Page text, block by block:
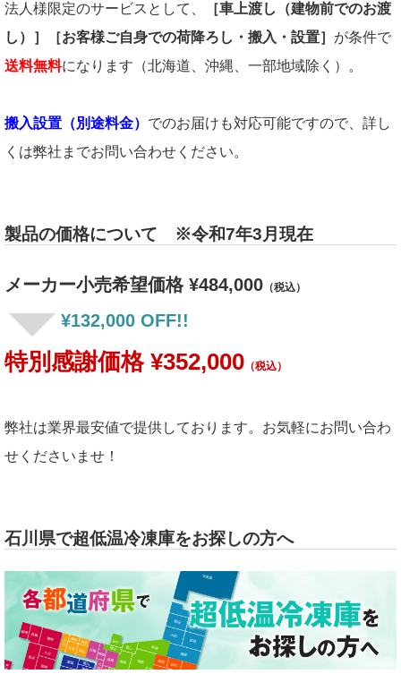
法人様限定のサービスとして、
［車上渡し（建物前でのお渡
し）］［お客様ご自身での荷降ろし・搬入・設置］ が条件で
送料無料になります（北海道、沖縄、一部地域除く）。
搬入設置（別途料金） でのお届けも対応可能ですので、詳し
くは弊社までお問い合わせください。
製品の価格について ※令和7年3月現在
メーカー小売希望価格 ¥484,000 （税込）
¥132,000 OFF!!
特別感謝価格 ¥352,000 （税込）
弊社は業界最安値で提供しております。お気軽にお問い合わ
せくださいませ！
石川県で超低温冷凍庫をお探しの方へ